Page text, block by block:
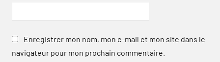
Enregistrer mon nom, mon e-mail et mon site dans le
navigateur pour mon prochain commentaire.